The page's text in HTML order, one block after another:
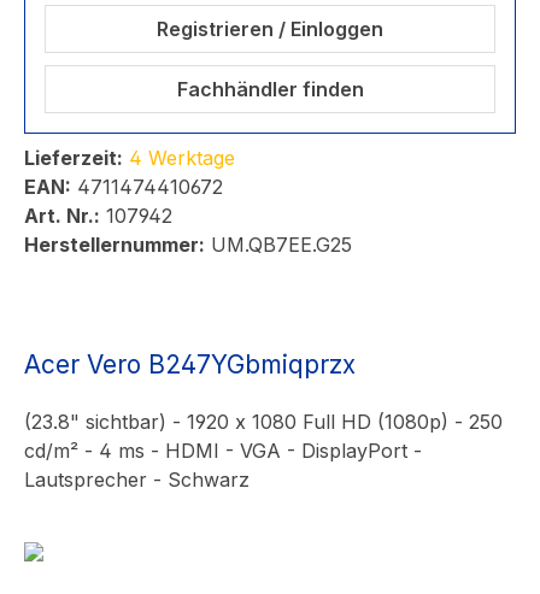
Registrieren / Einloggen
Fachhändler finden
Lieferzeit: 4 Werktage
EAN: 4711474410672
Art. Nr.: 107942
Herstellernummer: UM.QB7EE.G25
Acer Vero B247YGbmiqprzx
(23.8" sichtbar) - 1920 x 1080 Full HD (1080p) - 250
cd/m² - 4 ms - HDMI - VGA - DisplayPort -
Lautsprecher - Schwarz